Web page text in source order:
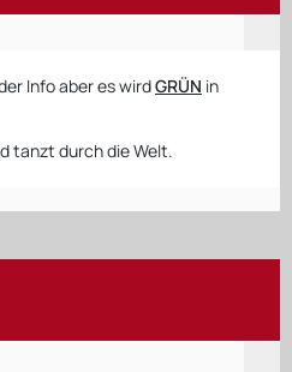
Info aber es wirdGRÜN in
tanzt durch die Welt.